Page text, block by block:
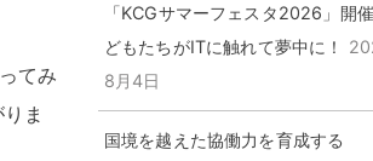
てみ
ま
「KCGサマーフェスタ2026」開
どもたちがITに触れて夢中に！
8月4日
国境を越えた協働力を育成する